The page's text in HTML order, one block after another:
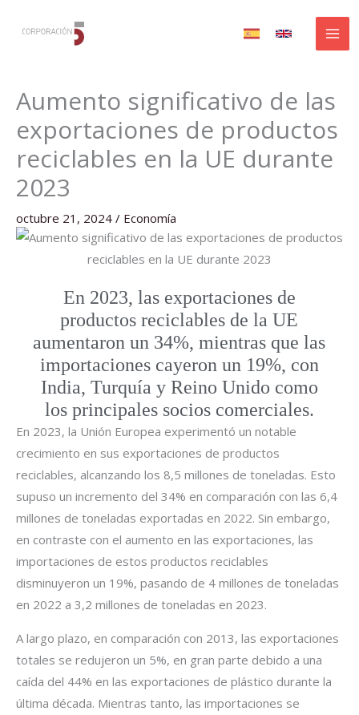
Aumento significativo de las
exportaciones de productos
reciclables en la UE durante
2023
octubre 21, 2024 / Economía
En 2023, las exportaciones de
productos reciclables de la UE
aumentaron un 34%, mientras que las
importaciones cayeron un 19%, con
India, Turquía y Reino Unido como
los principales socios comerciales.
En 2023, la Unión Europea experimentó un notable
crecimiento en sus exportaciones de productos
reciclables, alcanzando los 8,5 millones de toneladas. Esto
supuso un incremento del 34% en comparación con las 6,4
millones de toneladas exportadas en 2022. Sin embargo,
en contraste con el aumento en las exportaciones, las
importaciones de estos productos reciclables
disminuyeron un 19%, pasando de 4 millones de toneladas
en 2022 a 3,2 millones de toneladas en 2023.
A largo plazo, en comparación con 2013, las exportaciones
totales se redujeron un 5%, en gran parte debido a una
caída del 44% en las exportaciones de plástico durante la
última década. Mientras tanto, las importaciones se